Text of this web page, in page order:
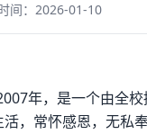
间：2026-01-10
年，是一个由全
，常怀感恩，无私